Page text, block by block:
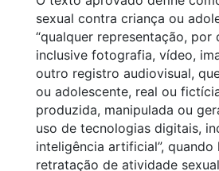
sexual contra criança ou
“qualquer representação, por
inclusive fotografia, vídeo,
outro registro audiovisual,
ou adolescente, real ou
produzida, manipulada ou
uso de tecnologias digitais,
inteligência artificial”, quando
retratação de atividade